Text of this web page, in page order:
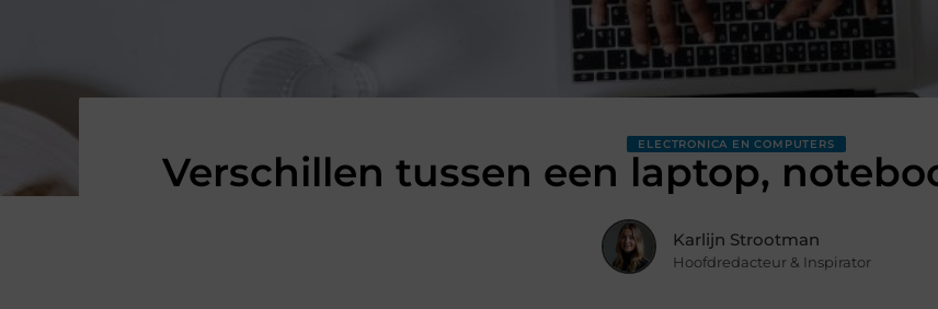
ELECTRONICA EN COMPUTERS
Verschillen tussen een laptop,
Karlijn Strootman
Hoofdredacteur & Inspirator